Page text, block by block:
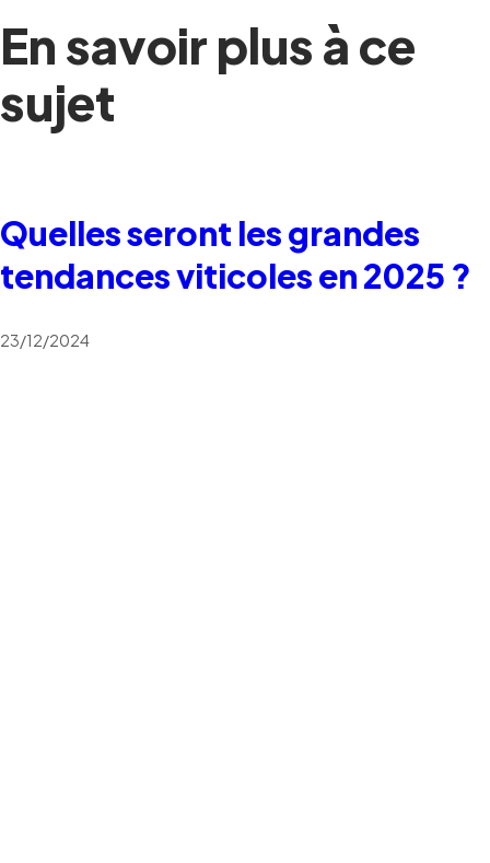
En savoir plus à ce
sujet
Quelles seront les grandes
tendances viticoles en 2025 ?
23/12/2024